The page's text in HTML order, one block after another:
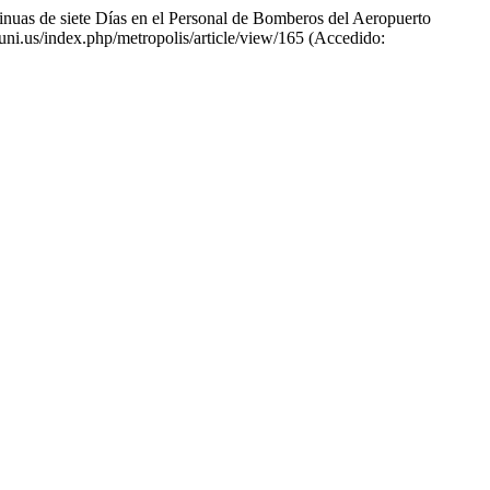
de siete Días en el Personal de Bomberos del Aeropuerto
index.php/metropolis/article/view/165 (Accedido: